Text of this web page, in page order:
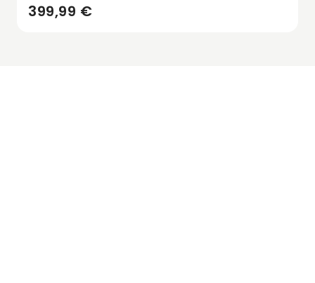
399,99 €